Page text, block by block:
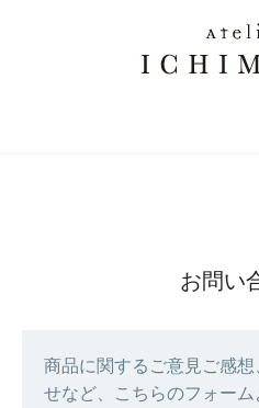
お問い
商品に関するご意見ご感
せなど、こちらのフォー